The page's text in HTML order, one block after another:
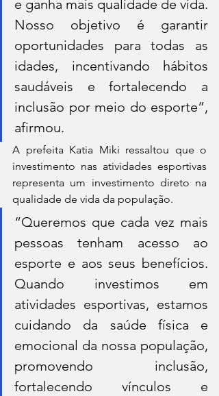
e ganha mais qualidade de vida.
Nosso objetivo é garantir
oportunidades para todas as
idades, incentivando hábitos
saudáveis e fortalecendo a
inclusão por meio do esporte”,
afirmou.
A prefeita Katia Miki ressaltou que o
investimento nas atividades esportivas
representa um investimento direto na
qualidade de vida da população.
“Queremos que cada vez mais
pessoas tenham acesso ao
esporte e aos seus benefícios.
Quando investimos em
atividades esportivas, estamos
cuidando da saúde física e
emocional da nossa população,
promovendo inclusão,
fortalecendo vínculos e